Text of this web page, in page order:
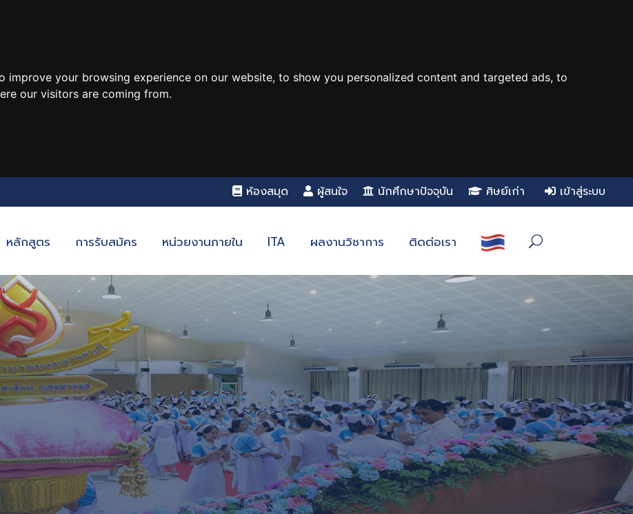
improve your browsing experience on our website, to show you personalized content and targeted ads, to
our visitors are coming from.
ห้องสมุด ผู้สนใจ นักศึกษาปัจจุบัน ศิษย์เก่า เข้าสู่ระบบ
หลักสูตร การรับสมัคร หน่วยงานภายใน ITA ผลงานวิชาการ ติดต่อเรา